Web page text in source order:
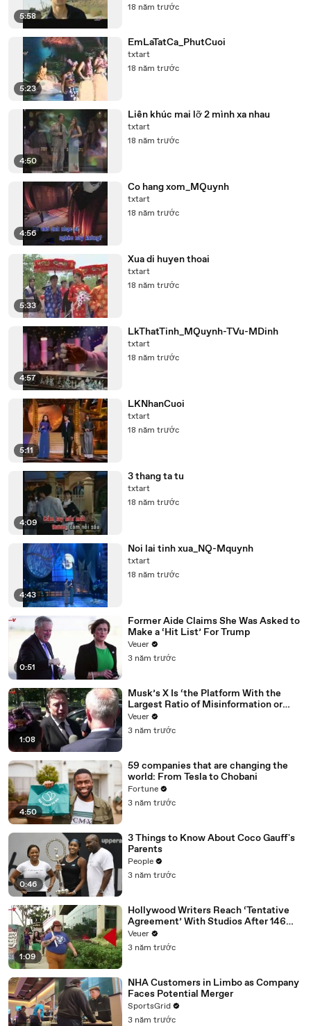
5:58
18 năm trước
5:23
EmLaTatCa_PhutCuoi
txtart
18 năm trước
4:50
Liên khúc mai lỡ 2 mình xa nhau
txtart
18 năm trước
4:56
Co hang xom_MQuynh
txtart
18 năm trước
5:33
Xua di huyen thoai
txtart
18 năm trước
4:57
LkThatTinh_MQuynh-TVu-MDinh
txtart
18 năm trước
5:11
LKNhanCuoi
txtart
18 năm trước
4:09
3 thang ta tu
txtart
18 năm trước
4:43
Noi lai tinh xua_NQ-Mquynh
txtart
18 năm trước
0:51
Former Aide Claims She Was Asked to
Make a ‘Hit List’ For Trump
Veuer
3 năm trước
1:08
Musk’s X Is ‘the Platform With the
Largest Ratio of Misinformation or
Disinformation’ Amongst All Social
Media Platforms
Veuer
3 năm trước
4:50
59 companies that are changing the
world: From Tesla to Chobani
Fortune
3 năm trước
0:46
3 Things to Know About Coco Gauff's
Parents
People
3 năm trước
1:09
Hollywood Writers Reach ‘Tentative
Agreement’ With Studios After 146
Day Strike
Veuer
3 năm trước
NHA Customers in Limbo as Company
Faces Potential Merger
SportsGrid
3 năm trước